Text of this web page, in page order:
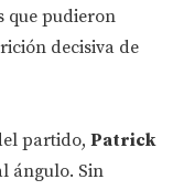
que pudieron
decisiva de
partido, Patrick
ángulo. Sin